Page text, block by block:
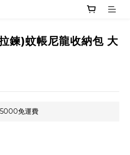
鍊)蚊帳尼龍收納包 大
免運費